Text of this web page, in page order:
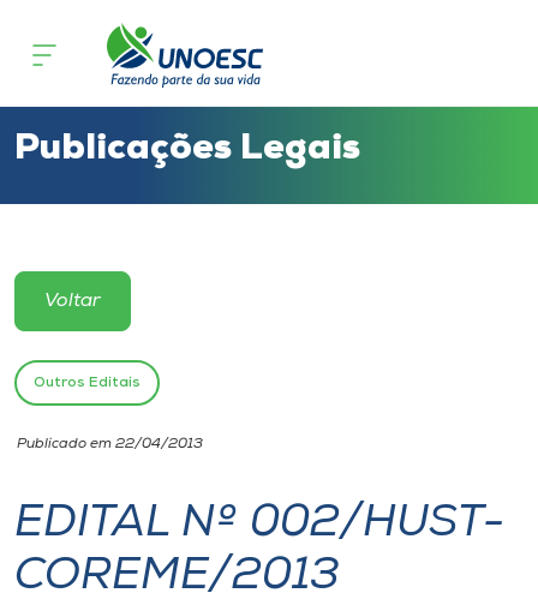
Cursos
Atendimento ao Estudante
Portal de Ensino
Unoesc
Internacionalização
I.nova
Publicações Legais
Voltar
Outros Editais
Publicado em 22/04/2013
EDITAL Nº 002/HUST-
COREME/2013